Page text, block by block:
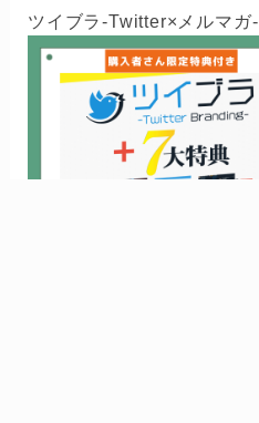
ツイブラ-Twitter×メルマガ-